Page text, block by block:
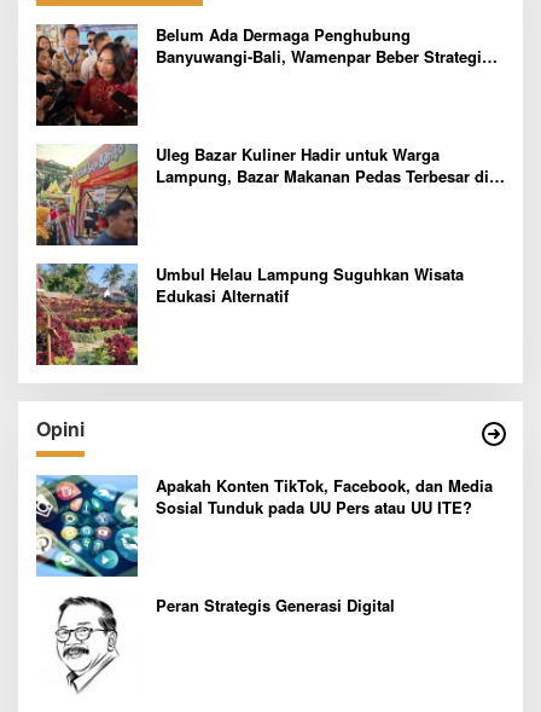
Belum Ada Dermaga Penghubung
Banyuwangi-Bali, Wamenpar Beber Strategi
Uleg Bazar Kuliner Hadir untuk Warga
Lampung, Bazar Makanan Pedas Terbesar di
Umbul Helau Lampung Suguhkan Wisata
Edukasi Alternatif
Opini
Apakah Konten TikTok, Facebook, dan Media
Sosial Tunduk pada UU Pers atau UU ITE?
Peran Strategis Generasi Digital